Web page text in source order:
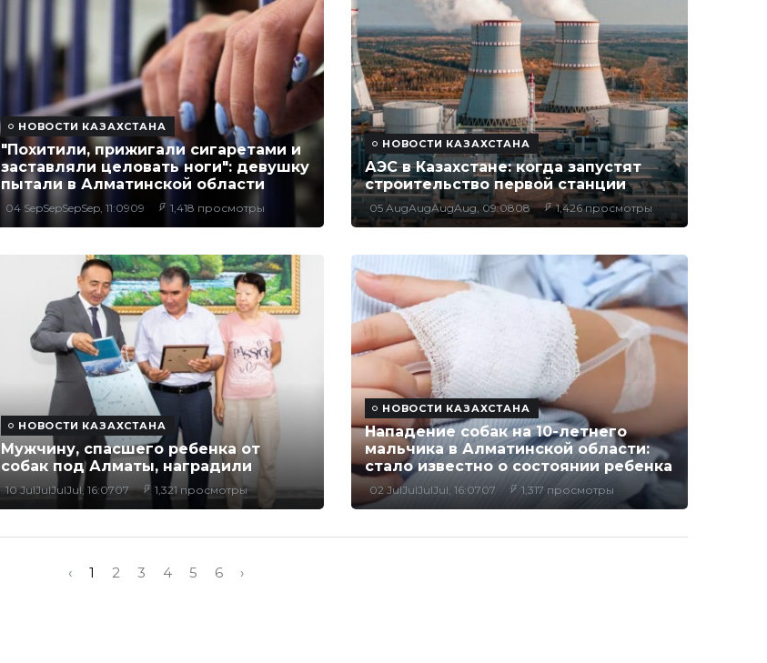
НОВОСТИ КАЗАХСТАНА
"Похитили, прижигали сигаретами и
заставляли целовать ноги": девушку
пытали в Алматинской области
04 SepSepSepSep, 11:0909 1,418 просмотры
НОВОСТИ КАЗАХСТАНА
АЭС в Казахстане: когда запустят
строительство первой станции
05 AugAugAugAug, 09:0808 1,426 просмотры
НОВОСТИ КАЗАХСТАНА
Мужчину, спасшего ребенка от
собак под Алматы, наградили
10 JulJulJulJul, 16:0707 1,321 просмотры
НОВОСТИ КАЗАХСТАНА
Нападение собак на 10-летнего
мальчика в Алматинской области:
стало известно о состоянии ребенка
02 JulJulJulJul, 16:0707 1,317 просмотры
‹ 1 2 3 4 5 6 ›